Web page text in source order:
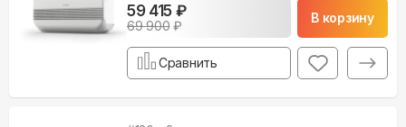
59 415 ₽
69 900₽
В корзину
Сравнить